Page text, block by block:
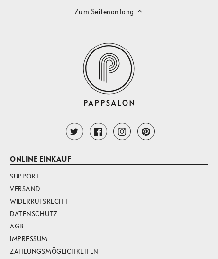
Zum Seitenanfang
ONLINE EINKAUF
SUPPORT
VERSAND
WIDERRUFSRECHT
DATENSCHUTZ
AGB
IMPRESSUM
ZAHLUNGSMÖGLICHKEITEN